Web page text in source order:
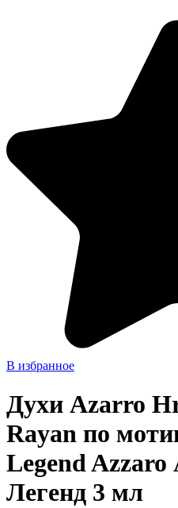
В избранное
Духи Azarro
Rayan по
Legend
Легенд 3 мл